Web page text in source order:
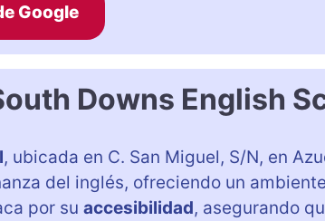
Google
Downs English
, ubicada en C. San Miguel, S/N, en
del inglés, ofreciendo un
por su accesibilidad, asegurando